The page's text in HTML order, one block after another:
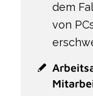
dem
von